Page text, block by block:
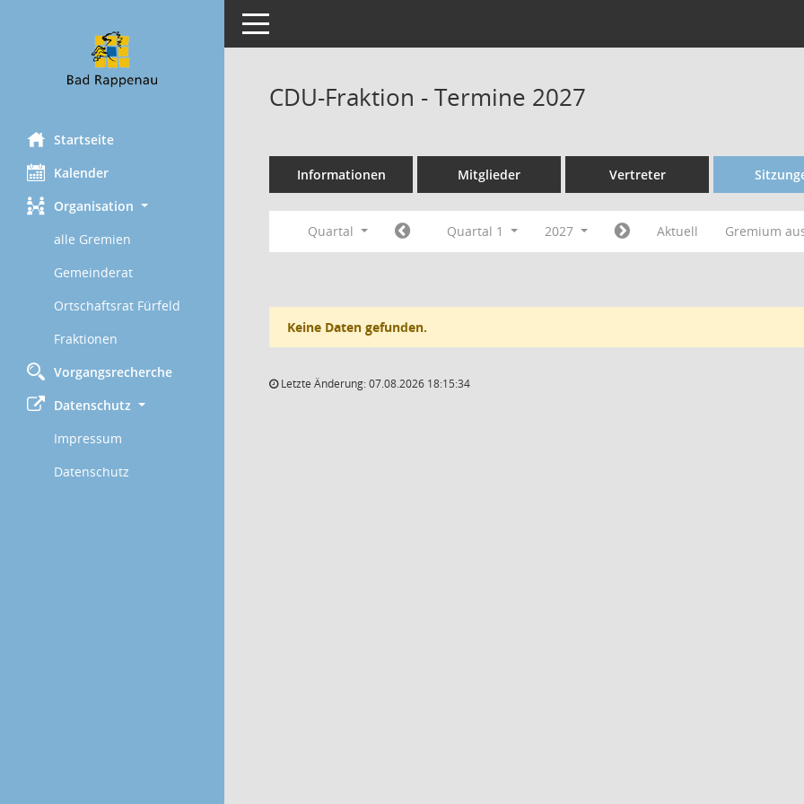
Startseite
Kalender
Organisation
alle Gremien
Gemeinderat
Ortschaftsrat Fürfeld
Fraktionen
Vorgangsrecherche
Datenschutz
Impressum
Datenschutz
Toggle navigation
CDU-Fraktion - Termine 2027
Informationen Mitglieder Vertreter
Quartal Quartal 1 2027 Aktuell Gremium
Keine Daten gefunden.
Letzte Änderung: 07.08.2026 18:15:34